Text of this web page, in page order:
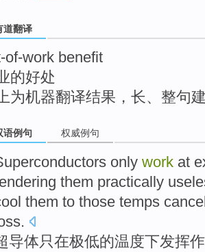
道翻译
of-work benefit
的好处
为机器翻译结果，长、整句
语例句 权威例句
only work at
them practically
them to those temps
.
导体只在极低的温度下发挥